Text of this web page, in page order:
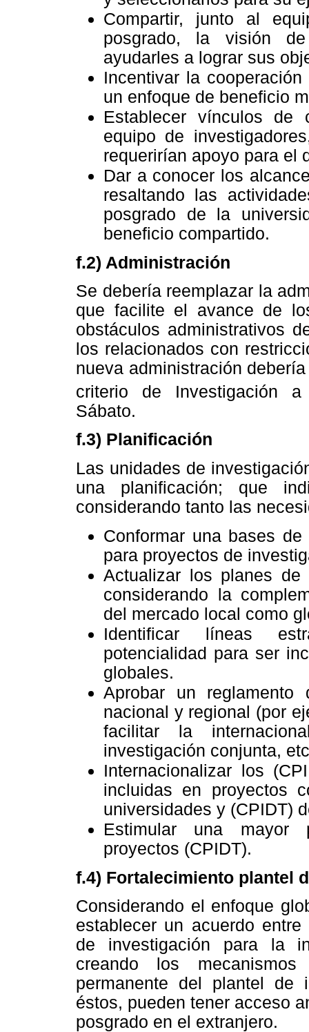
Compartir, junto al
posgrado, la visión
ayudarles a lograr sus
Incentivar la
un enfoque de beneficio
Establecer vínculos de
equipo de
requerirían apoyo para el
Dar a conocer los
resaltando las
posgrado de la
beneficio compartido.
f.2) Administración
Se debería reemplazar la
que facilite el avance de
obstáculos administrativos
los relacionados con
nueva administración
criterio de Investigación a
Sábato.
f.3) Planificación
Las unidades de
una planificación; que
considerando tanto las
Conformar una bases
para proyectos de
Actualizar los planes
considerando la
del mercado local como
Identificar líneas
potencialidad para ser
globales.
Aprobar un
nacional y regional (por
facilitar la
investigación conjunta,
Internacionalizar los
incluidas en proyectos
universidades y (CPIDT)
Estimular una mayor
proyectos (CPIDT).
f.4) Fortalecimiento plantel
Considerando el enfoque
establecer un acuerdo
de investigación para la
creando los
permanente del plantel de
éstos, pueden tener acceso
posgrado en el extranjero.